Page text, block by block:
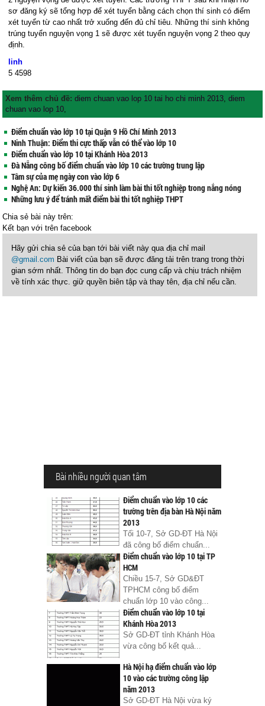
sơ đăng ký sẽ tổng hợp để xét tuyển bằng cách chọn thí sinh có điểm
xét tuyển từ cao nhất trở xuống đến đủ chỉ tiêu. Những thí sinh không
trúng tuyển nguyện vọng 1 sẽ được xét tuyển nguyện vọng 2 theo quy
định.
linh
5 4598
Xem thêm chủ đề:diem chuan vao lop 10 tai ho chi minh 2013,diem
chuan vao lop 10,
Điểm chuẩn vào lớp 10 tại Quận 9 Hồ Chí Minh 2013
Ninh Thuận: Điểm thi cực thấp vẫn có thể vào lớp 10
Điểm chuẩn vào lớp 10 tại Khánh Hòa 2013
Đà Nẵng công bố điểm chuẩn vào lớp 10 các trường trung lập
Tâm sự của mẹ ngày con vào lớp 6
Nghệ An: Dự kiến 36.000 thí sinh làm bài thi tốt nghiệp trong nắng nóng
Những lưu ý để tránh mất điểm bài thi tốt nghiệp THPT
Chia sẻ bài này trên:
Kết bạn vớitrên facebook
Hãy gửi chia sẻ của bạn tới bài viết này qua địa chỉ mail
@gmail.com Bài viết của bạn sẽ được đăng tải trên trang trong thời
gian sớm nhất. Thông tin do bạn đọc cung cấp và chịu trách nhiệm
về tính xác thực. giữ quyền biên tập và thay tên, địa chỉ nếu cần.
Bài nhiều người quan tâm
Điểm chuẩn vào lớp 10 các
trường trên địa bàn Hà Nội năm
2013
Tối 10-7, Sở GD-ĐT Hà Nội
đã công bố điểm chuẩn...
Điểm chuẩn vào lớp 10 tại TP
HCM
Chiều 15-7, Sở GD&ĐT
TPHCM công bố điểm
chuẩn lớp 10 vào công...
Điểm chuẩn vào lớp 10 tại
Khánh Hòa 2013
Sở GD-ĐT tỉnh Khánh Hòa
vừa công bố kết quả...
Hà Nội hạ điểm chuẩn vào lớp
10 vào các trường công lập
năm 2013
Sở GD-ĐT Hà Nội vừa ký